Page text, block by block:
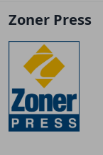
Zoner Press